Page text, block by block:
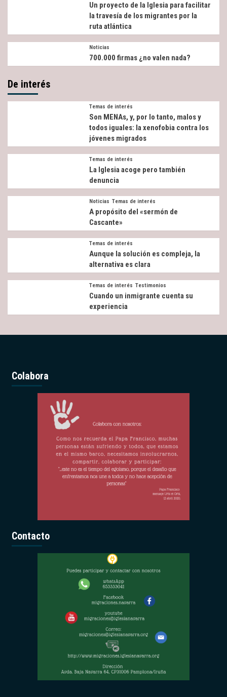
Un proyecto de la Iglesia para facilitar
la travesía de los migrantes por la
ruta atlántica
Noticias
700.000 firmas ¿no valen nada?
De interés
Temas de interés
Son MENAs, y, por lo tanto, malos y
todos iguales: la xenofobia contra los
jóvenes migrados
Temas de interés
La Iglesia acoge pero también
denuncia
Noticias Temas de interés
A propósito del «sermón de
Cascante»
Temas de interés
Aunque la solución es compleja, la
alternativa es clara
Temas de interés Testimonios
Cuando un inmigrante cuenta su
experiencia
Colabora
Contacto